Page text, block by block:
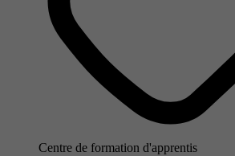
Centre de formation d'apprentis